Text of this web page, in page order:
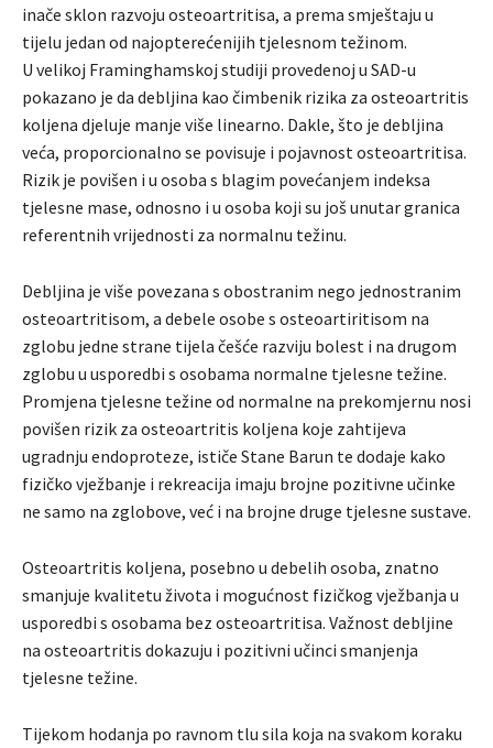
inače sklon razvoju osteoartritisa, a prema smještaju u
tijelu jedan od najopterećenijih tjelesnom težinom.
U velikoj Framinghamskoj studiji provedenoj u SAD-u
pokazano je da debljina kao čimbenik rizika za osteoartritis
koljena djeluje manje više linearno. Dakle, što je debljina
veća, proporcionalno se povisuje i pojavnost osteoartritisa.
Rizik je povišen i u osoba s blagim povećanjem indeksa
tjelesne mase, odnosno i u osoba koji su još unutar granica
referentnih vrijednosti za normalnu težinu.
Debljina je više povezana s obostranim nego jednostranim
osteoartritisom, a debele osobe s osteoartiritisom na
zglobu jedne strane tijela češće razviju bolest i na drugom
zglobu u usporedbi s osobama normalne tjelesne težine.
Promjena tjelesne težine od normalne na prekomjernu nosi
povišen rizik za osteoartritis koljena koje zahtijeva
ugradnju endoproteze, ističe Stane Barun te dodaje kako
fizičko vježbanje i rekreacija imaju brojne pozitivne učinke
ne samo na zglobove, već i na brojne druge tjelesne sustave.
Osteoartritis koljena, posebno u debelih osoba, znatno
smanjuje kvalitetu života i mogućnost fizičkog vježbanja u
usporedbi s osobama bez osteoartritisa. Važnost debljine
na osteoartritis dokazuju i pozitivni učinci smanjenja
tjelesne težine.
Tijekom hodanja po ravnom tlu sila koja na svakom koraku